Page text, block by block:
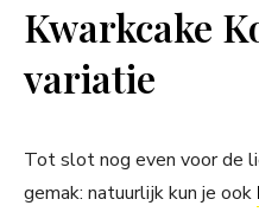
Kwarkcake
variatie
Tot slot nog even voor de
gemak: natuurlijk kun je ook